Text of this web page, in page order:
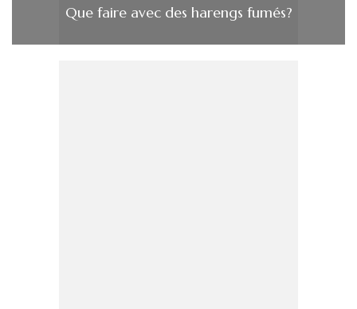
Que faire avec des harengs fumés?